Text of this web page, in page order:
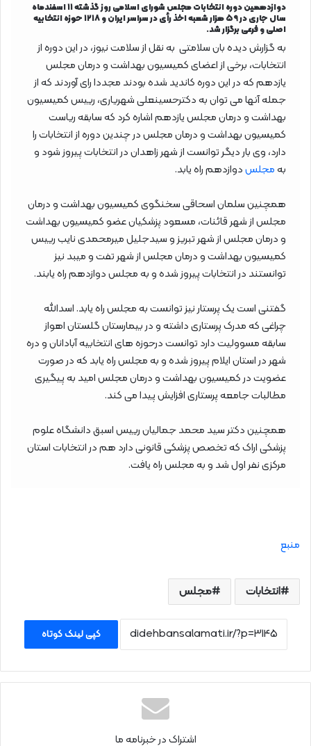
دوازدهمین دوره انتخابات مجلس شورای اسلامی روز گذشته ۱۱ اسفندماه
سال جاری در ۵۹ هزار شعبه اخذ رأی در سراسر ایران و ۱۲۱۸ حوزه انتخابیه
اصلی و فرعی برگزار شد.
به گزارش دیده بان سلامتی به نقل از سلامت نیوز، در این دوره از
انتخابات، برخی از اعضای کمیسیون بهداشت و درمان مجلس
یازدهم که در این دوره کاندید شده بودند مجددا رای آوردند که از
جمله آنها می توان به دکترحسینعلی شهریاری، رییس کمیسیون
بهداشت و درمان مجلس یازدهم اشاره کرد که سابقه ریاست
کمیسیون بهداشت و درمان مجلس در چندین دوره از انتخابات را
دارد، وی بار دیگر توانست از شهر زاهدان در انتخابات پیروز شود و
بهمجلسدوازدهم راه یابد.
همچنین سلمان اسحاقی سخنگوی کمیسیون بهداشت و درمان
مجلس از شهر قائنات، مسعود پزشکیان عضو کمیسیون بهداشت
و درمان مجلس از شهر تبریز و سیدجلیل میرمحمدی نایب رییس
کمیسیون بهداشت و درمان مجلس از شهر تفت و میبد نیز
توانستند در انتخابات پیروز شده و به مجلس دوازدهم راه یابند.
گفتنی است یک پرستار نیز توانست به مجلس راه یابد. اسدالله
چراغی که مدرک پرستاری داشته و در بیمارستان گلستان اهواز
سابقه مسوولیت دارد توانست درحوزه های انتخابیه آبادانان و دره
شهر در استان ایلام پیروز شده و به مجلس راه یابد که در صورت
عضویت در کمیسیون بهداشت و درمان مجلس امید به پیگیری
مطالبات جامعه پرستاری افزایش پیدا می کند.
همچنین دکتر سید محمد جمالیان رییس اسبق دانشگاه علوم
پزشکی اراک که تخصص پزشکی قانونی دارد هم در انتخابات استان
مرکزی نفر اول شد و به مجلس راه یافت.
منبع
انتخابات مجلس
کپی لینک کوتاه
اشتراک در خبرنامه ما